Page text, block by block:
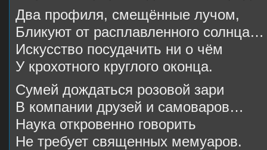
Два профиля, смещённые лучом,
Бликуют от расплавленного солнца…
Искусство посудачить ни о чём
У крохотного круглого оконца.
Сумей дождаться розовой зари
В компании друзей и самоваров…
Наука откровенно говорить
Не требует священных мемуаров.